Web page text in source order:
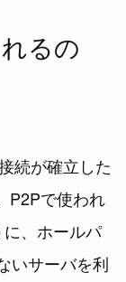
るの
続が確立した
P2Pで使われ
、ホールパ
いサーバを利